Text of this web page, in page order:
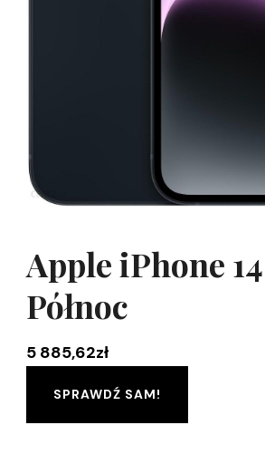
Apple iPhone
Północ
5 885,62zł
SPRAWDŹ SAM!